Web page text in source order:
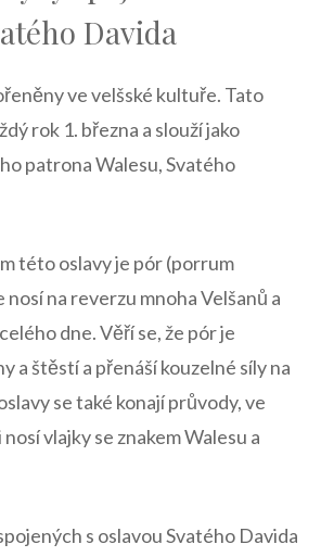
Davida
ve velšské kultuře. Tato
rok 1. března ‌a ⁣slouží jako
patrona Walesu, Svatého
této⁣ oslavy je‌ pór (porrum
na ‌reverzu⁣ mnoha ​Velšanů a
dne. Věří se, že pór ‍je
a štěstí‍ a přenáší⁢ kouzelné síly na
se také ⁢konají průvody, ⁢ve
vlajky se ​znakem‌ Walesu a
s ‍oslavou Svatého⁢ Davida​